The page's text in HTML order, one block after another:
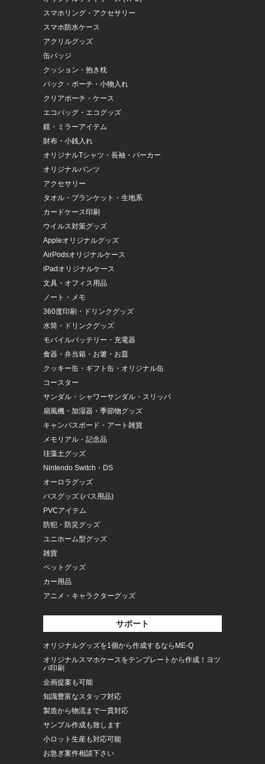
スマホリング・アクセサリー
スマホ防水ケース
アクリルグッズ
缶バッジ
クッション・抱き枕
バック・ポーチ・小物入れ
クリアポーチ・ケース
エコバッグ・エコグッズ
鏡・ミラーアイテム
財布・小銭入れ
オリジナルTシャツ・長袖・パーカー
オリジナルパンツ
アクセサリー
タオル・ブランケット・生地系
カードケース印刷
ウイルス対策グッズ
Appleオリジナルグッズ
AirPodsオリジナルケース
iPadオリジナルケース
文具・オフィス用品
ノート・メモ
360度印刷・ドリンクグッズ
水筒・ドリンクグッズ
モバイルバッテリー・充電器
食器・弁当箱・お箸・お皿
クッキー缶・ギフト缶・オリジナル缶
コースター
サンダル・シャワーサンダル・スリッパ
扇風機・加湿器・季節物グッズ
キャンバスボード・アート雑貨
メモリアル・記念品
珪藻土グッズ
Nintendo Switch・DS
オーロラグッズ
バスグッズ (バス用品)
PVCアイテム
防犯・防災グッズ
ユニホーム型グッズ
雑貨
ペットグッズ
カー用品
アニメ・キャラクターグッズ
サポート
オリジナルグッズを1個から作成するならME-Q
オリジナルスマホケースをテンプレートから作成！ヨツ
バ印刷
企画提案も可能
知識豊富なスタッフ対応
製造から物流まで一貫対応
サンプル作成も致します
小ロット生産も対応可能
お急ぎ案件相談下さい